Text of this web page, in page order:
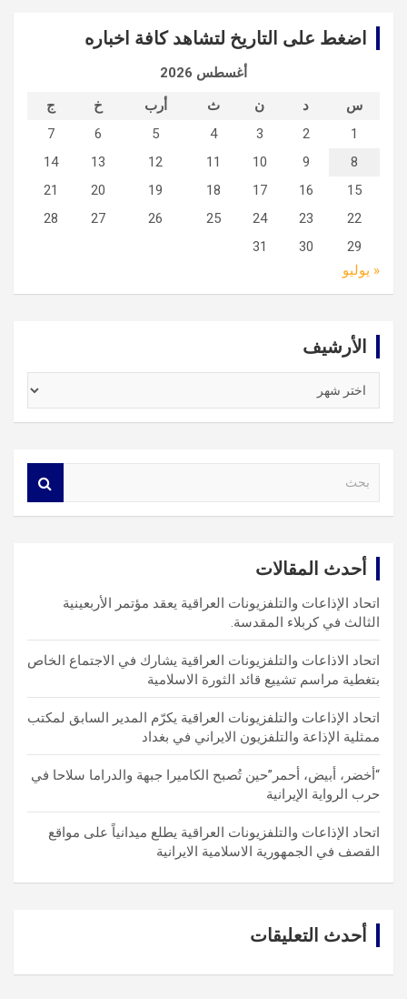
اضغط على التاريخ لتشاهد كافة اخباره
أغسطس 2026
س
د ن ث أرب خ
ج
1
2
3
4
5
6
7
8
9
10
11
12
13
14
15
16
17
18
19
20
21
22
23
24
25
26
27
28
29
30
31
« يوليو
الأرشيف
أحدث المقالات
اتحاد الإذاعات والتلفزيونات العراقية يعقد مؤتمر الأربعينية
الثالث في كربلاء المقدسة.
اتحاد الاذاعات والتلفزيونات العراقية يشارك في الاجتماع الخاص
بتغطية مراسم تشييع قائد الثورة الاسلامية
اتحاد الإذاعات والتلفزيونات العراقية يكرّم المدير السابق لمكتب
ممثلية الإذاعة والتلفزيون الايراني في بغداد
“أخضر، أبيض، أحمر”حين تُصبح الكاميرا جبهة والدراما سلاحا في
حرب الرواية الإيرانية
اتحاد الإذاعات والتلفزيونات العراقية يطلع ميدانياً على مواقع
القصف في الجمهورية الاسلامية الايرانية
أحدث التعليقات